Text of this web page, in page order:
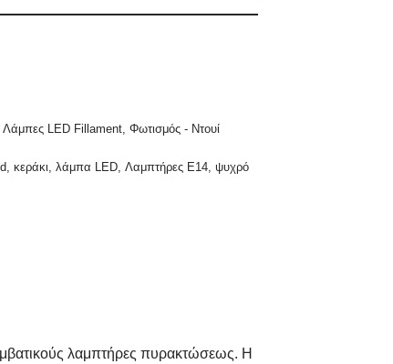
Λάμπες LED Fillament,Φωτισμός - Ντουί
,κεράκι,λάμπα LED,Λαμπτήρες Ε14,ψυχρό
λαμπτήρες πυρακτώσεως. H